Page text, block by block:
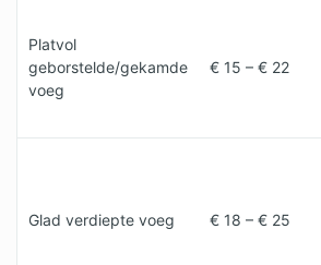
Platvol
geborstelde/gekamde
voeg
€ 15 – € 22
Glad verdiepte voeg € 18 – € 25